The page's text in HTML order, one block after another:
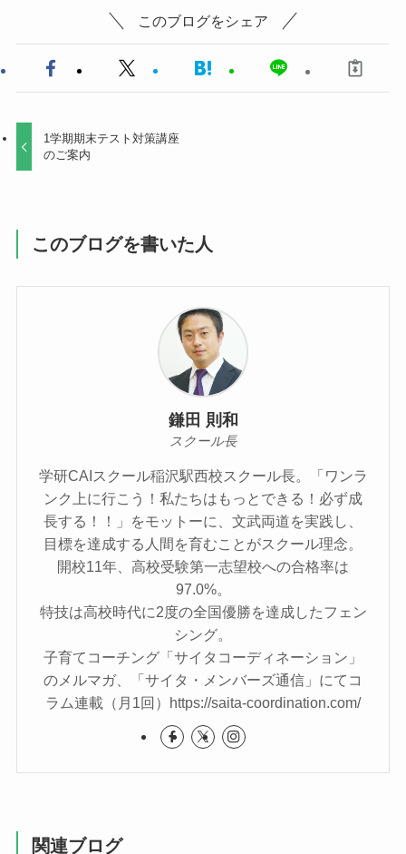
このブログをシェア
1学期期末テスト対策講座
のご案内
このブログを書いた人
鎌田 則和
スクール長
学研CAIスクール稲沢駅西校スクール長。「ワンラ
ンク上に行こう！私たちはもっとできる！必ず成
長する！！」をモットーに、文武両道を実践し、
目標を達成する人間を育むことがスクール理念。
開校11年、高校受験第一志望校への合格率は
97.0%。
特技は高校時代に2度の全国優勝を達成したフェン
シング。
子育てコーチング「サイタコーディネーション」
のメルマガ、「サイタ・メンバーズ通信」にてコ
ラム連載（月1回）https://saita-coordination.com/
関連ブログ